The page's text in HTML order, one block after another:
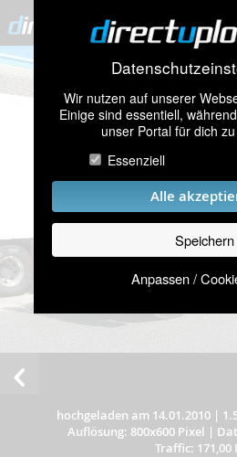
Wir nutzen auf unserer
Einige sind essentiell,
unser Portal für dich
Essenziell
Alle
Speichern
Anpassen /
hochgeladen am 14.01.2010|
Auflösung: 800x600 Pixel |
Traffic: 171,00